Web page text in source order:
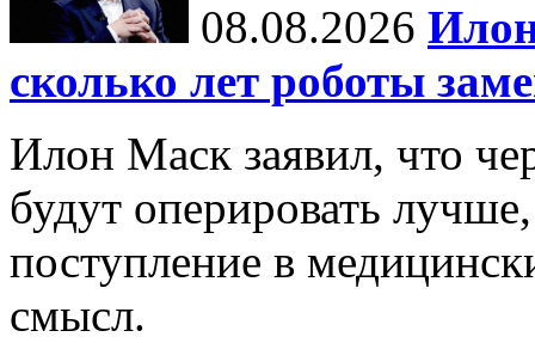
08.08.2026
сколько лет роботы
Илон Маск заявил, что
будут оперировать
поступление в
смысл.